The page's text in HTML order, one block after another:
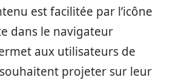
est facilitée par l’icône
dans le navigateur
aux utilisateurs de
souhaitent projeter sur leur